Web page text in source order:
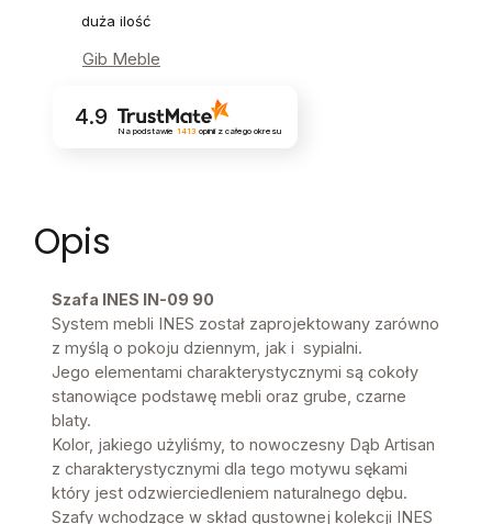
duża ilość
Gib Meble
4.9
Na podstawie 1413 opinii z całego okresu
Opis
Szafa INES IN-09 90
System mebli INES został zaprojektowany zarówno
z myślą o pokoju dziennym, jak i sypialni.
Jego elementami charakterystycznymi są cokoły
stanowiące podstawę mebli oraz grube, czarne
blaty.
Kolor, jakiego użyliśmy, to nowoczesny Dąb Artisan
z charakterystycznymi dla tego motywu sękami
który jest odzwierciedleniem naturalnego dębu.
Szafy wchodzące w skład gustownej kolekcji INES